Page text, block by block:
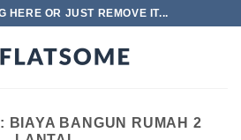
HERE OR JUST REMOVE IT...
BIAYA BANGUN RUMAH 2